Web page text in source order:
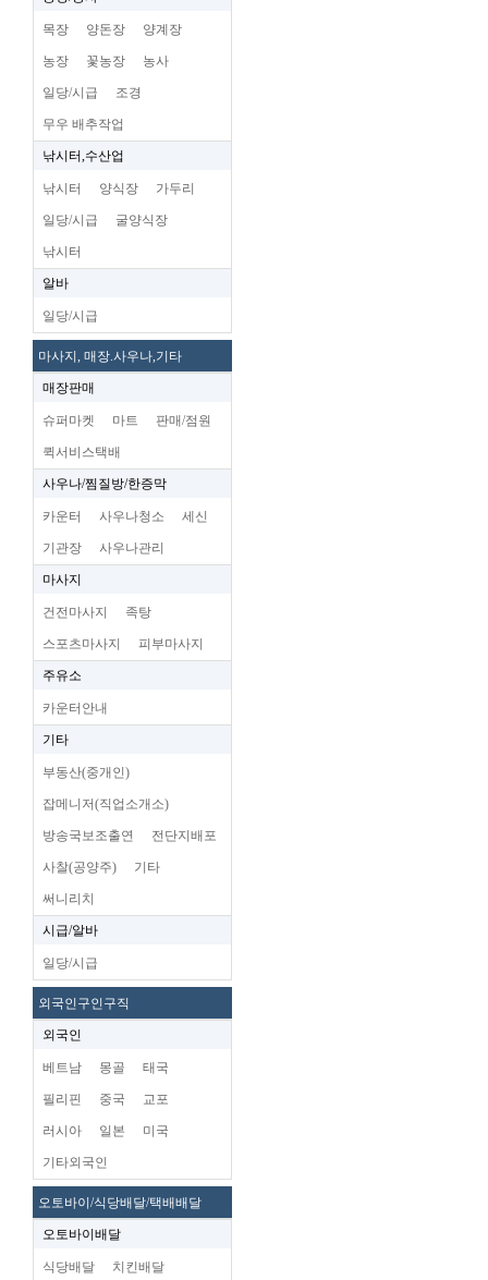
목장 양돈장 양계장
농장 꽃농장 농사
일당/시급 조경
무우 배추작업
낚시터,수산업
낚시터 양식장 가두리
일당/시급 굴양식장
낚시터
알바
일당/시급
마사지, 매장.사우나,기타
매장판매
슈퍼마켓 마트 판매/점원
퀵서비스택배
사우나/찜질방/한증막
카운터 사우나청소 세신
기관장 사우나관리
마사지
건전마사지 족탕
스포츠마사지 피부마사지
주유소
카운터안내
기타
부동산(중개인)
잡메니저(직업소개소)
방송국보조출연 전단지배포
사찰(공양주) 기타
써니리치
시급/알바
일당/시급
외국인구인구직
외국인
베트남 몽골 태국
필리핀 중국 교포
러시아 일본 미국
기타외국인
오토바이/식당배달/택배배달
오토바이배달
식당배달 치킨배달